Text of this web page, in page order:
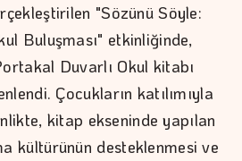
"Sözünü Söyle:
Buluşması" etkinliğinde,
Duvarlı Okul kitabı
Çocukların katılımıyla
kitap ekseninde yapılan
kültürünün desteklenmesi ve